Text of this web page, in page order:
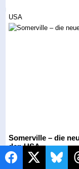
USA
Somerville – die
den USA
Während New York mit